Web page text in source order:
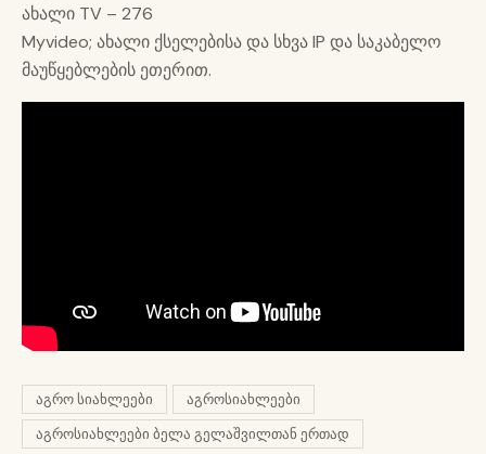
ახალი TV – 276
Myvideo; ახალი ქსელებისა და სხვა IP და საკაბელო
მაუწყებლების ეთერით.
აგრო სიახლეები
აგროსიახლეები
აგროსიახლეები ბელა გელაშვილთან ერთად